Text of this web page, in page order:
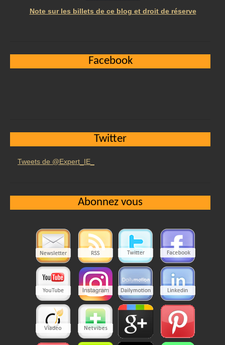
Note sur les billets de ce blog et droit de réserve
Facebook
Twitter
Tweets de @Expert_IE_
Abonnez vous